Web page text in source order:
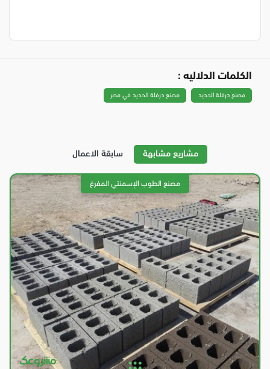
الكلمات الدلاليه :
مصنع درفلة الحديد مصنع درفلة الحديد في مصر
مشاريع مشابهة سابقة الاعمال